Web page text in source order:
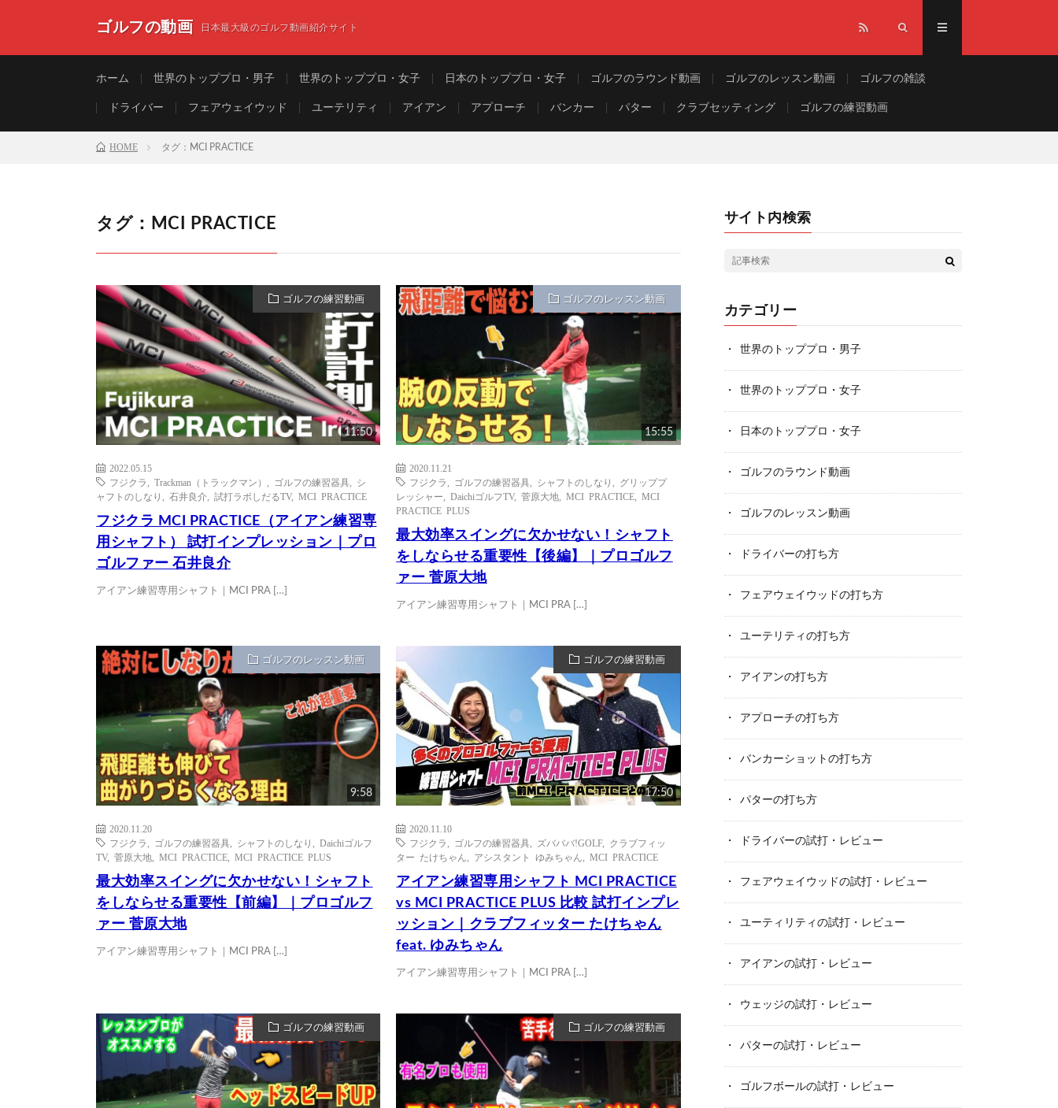
ゴルフの動画 日本最大級のゴルフ動画紹介サイト
ホーム 世界のトッププロ・男子 世界のトッププロ・女子 日本のトッププロ・女子 ゴルフのラウンド動画 ゴルフのレッスン動画 ゴルフの雑談
ドライバー フェアウェイウッド ユーテリティ アイアン アプローチ バンカー パター クラブセッティング ゴルフの練習動画
HOME タグ：MCI PRACTICE
タグ：MCI PRACTICE
ゴルフの練習動画
11:50
2022.05.15
フジクラ
Trackman（トラックマン） ゴルフの練習器具
シ
ャフトのしなり
石井良介 試打ラボしだるTV, MCI PRACTICE
フジクラ MCI PRACTICE（アイアン練習専
用シャフト） 試打インプレッション｜プロ
ゴルファー 石井良介
アイアン練習専用シャフト｜MCI PRA […]
ゴルフのレッスン動画
15:55
2020.11.21
フジクラ
ゴルフの練習器具 シャフトのしなり
グリッププ
レッシャー
,DaichiゴルフTV,菅原大地 ,MCI PRACTICE ,MCI
PRACTICE PLUS
最大効率スイングに欠かせない！シャフト
をしならせる重要性【後編】｜プロゴルフ
ァー 菅原大地
アイアン練習専用シャフト｜MCI PRA […]
ゴルフのレッスン動画
9:58
2020.11.20
フジクラ
ゴルフの練習器具 シャフトのしなり
Daichiゴルフ
TV, 菅原大地 MCI PRACTICE MCI PRACTICE PLUS
最大効率スイングに欠かせない！シャフト
をしならせる重要性【前編】｜プロゴルフ
ァー 菅原大地
アイアン練習専用シャフト｜MCI PRA […]
ゴルフの練習動画
17:50
2020.11.10
フジクラ
ゴルフの練習器具 ズバババ!GOLF, クラブフィッ
ター たけちゃん
アシスタント ゆみちゃん ,MCI PRACTICE
アイアン練習専用シャフト MCI PRACTICE
vs MCI PRACTICE PLUS 比較 試打インプレ
ッション｜クラブフィッター たけちゃん
feat. ゆみちゃん
アイアン練習専用シャフト｜MCI PRA […]
ゴルフの練習動画 ゴルフの練習動画
サイト内検索
カテゴリー
世界のトッププロ・男子
世界のトッププロ・女子
日本のトッププロ・女子
ゴルフのラウンド動画
ゴルフのレッスン動画
ドライバーの打ち方
フェアウェイウッドの打ち方
ユーテリティの打ち方
アイアンの打ち方
アプローチの打ち方
バンカーショットの打ち方
パターの打ち方
ドライバーの試打・レビュー
フェアウェイウッドの試打・レビュー
ユーティリティの試打・レビュー
アイアンの試打・レビュー
ウェッジの試打・レビュー
パターの試打・レビュー
ゴルフボールの試打・レビュー